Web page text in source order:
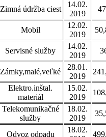
Zimná údržba ciest
14.02.
2019
Mobil
12.02.
2019
Servisné služby
14.02.
2019
Zámky,malé,veľké
28.01.
2019
Elektro.inštal.
materiál
15.02.
2019
Telekomunikačné
služby
18.02.
2019
Odvoz odpadu
18.02.